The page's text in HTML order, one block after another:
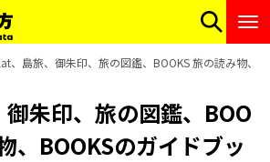
、島旅、御朱印、旅の図鑑、BOOKS 旅の読み物、
朱印、旅の図鑑、BOO
、BOOKSのガイドブッ